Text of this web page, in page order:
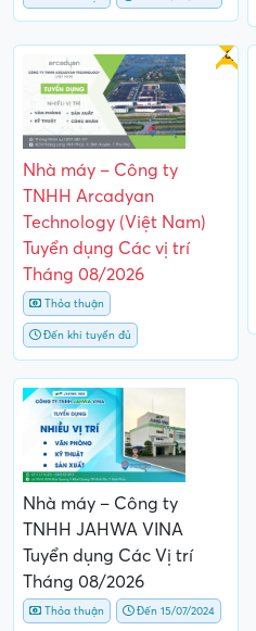
Gấp
Nhà máy – Công ty
TNHH Arcadyan
Technology (Việt Nam)
Tuyển dụng Các vị trí
Tháng 08/2026
Thỏa thuận
Đến khi tuyển đủ
Nhà máy – Công ty
TNHH JAHWA VINA
Tuyển dụng Các Vị trí
Tháng 08/2026
Thỏa thuận Đến 15/07/2024